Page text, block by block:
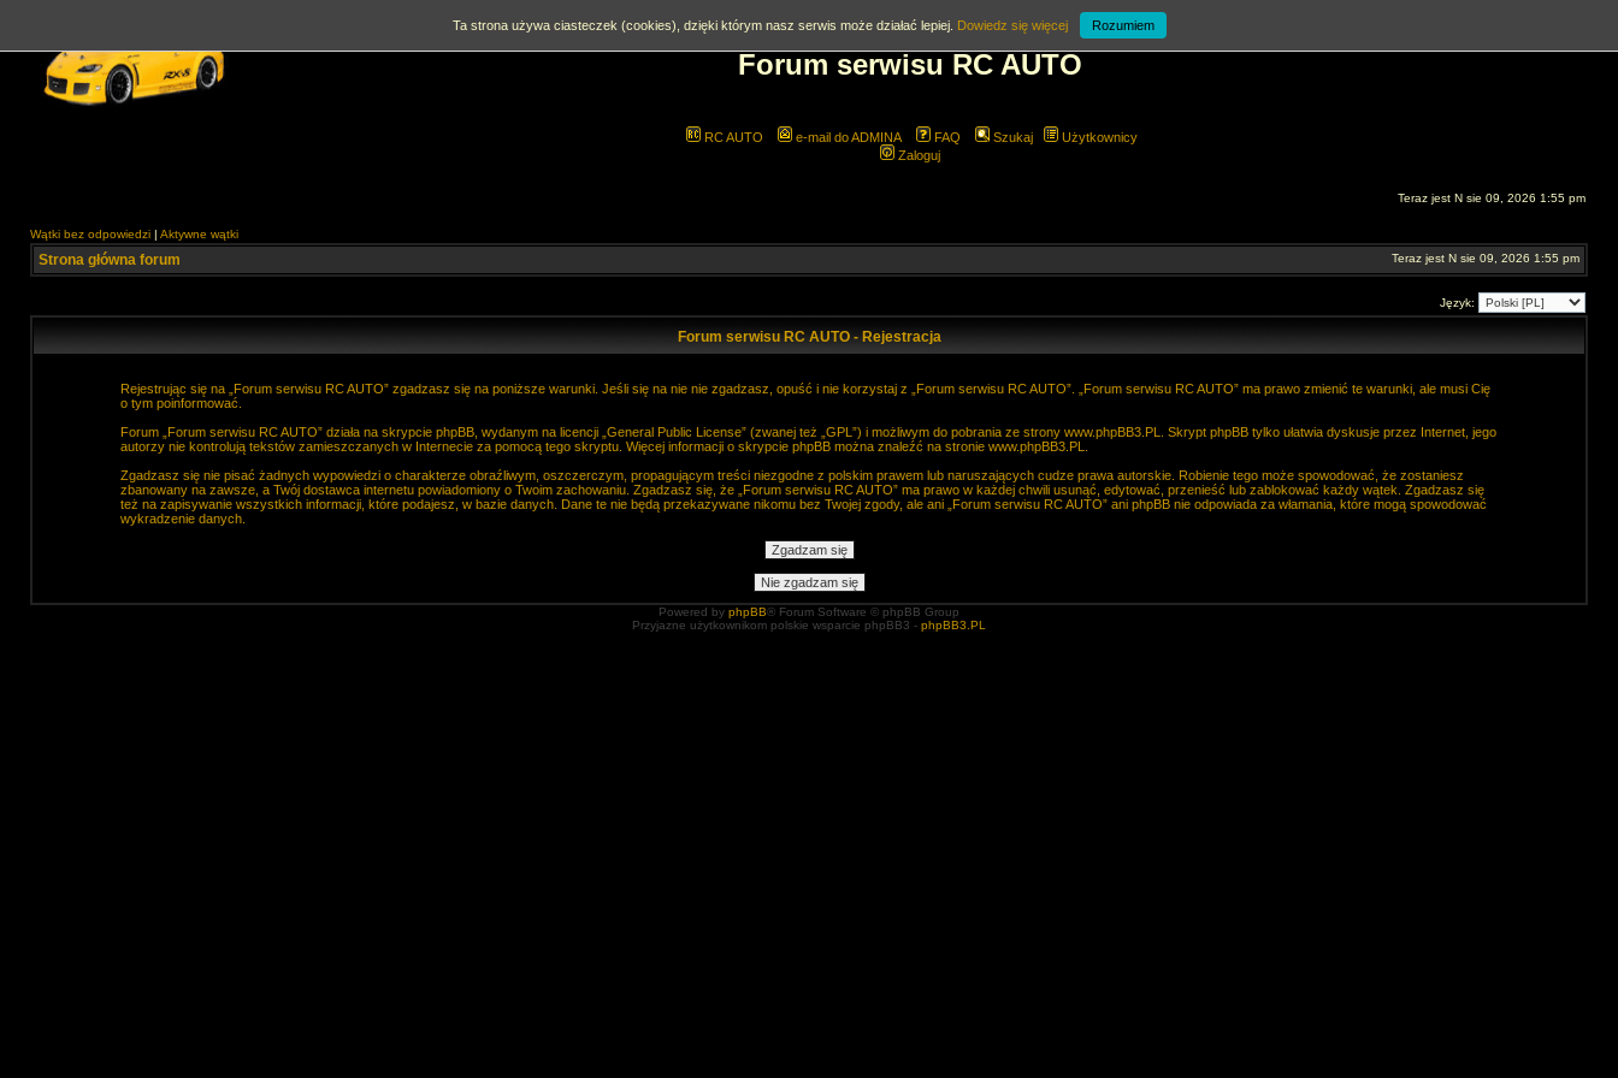
Forum serwisu RC AUTO
RC AUTO e-mail do ADMINA FAQ Szukaj
Użytkownicy
Zaloguj
Teraz jest N sie 09, 2026 1:55 pm
Wątki bez odpowiedzi | Aktywne wątki
Strona główna forum Teraz jest N sie 09, 2026 1:55 pm
Język:
Forum serwisu RC AUTO - Rejestracja
Rejestrując się na „Forum serwisu RC AUTO” zgadzasz się na poniższe warunki. Jeśli się na nie nie zgadzasz, opuść i nie korzystaj z „Forum serwisu RC AUTO”. „Forum serwisu RC AUTO” ma prawo zmienić te warunki, ale musi Cię
o tym poinformować.
Forum „Forum serwisu RC AUTO” działa na skrypcie phpBB, wydanym na licencji „ General Public License” (zwanej też „GPL”) i możliwym do pobrania ze strony www.phpBB3.PL
. Skrypt phpBB tylko ułatwia dyskusje przez Internet, jego
autorzy nie kontrolują tekstów zamieszczanych w Internecie za pomocą tego skryptu. Więcej informacji o skrypcie phpBB można znaleźć na stronie www.phpBB3.PL
Zgadzasz się nie pisać żadnych wypowiedzi o charakterze obraźliwym, oszczerczym, propagującym treści niezgodne z polskim prawem lub naruszających cudze prawa autorskie. Robienie tego może spowodować, że zostaniesz
zbanowany na zawsze, a Twój dostawca internetu powiadomiony o Twoim zachowaniu. Zgadzasz się, że „Forum serwisu RC AUTO” ma prawo w każdej chwili usunąć, edytować, przenieść lub zablokować każdy wątek. Zgadzasz się
też na zapisywanie wszystkich informacji, które podajesz, w bazie danych. Dane te nie będą przekazywane nikomu bez Twojej zgody, ale ani „Forum serwisu RC AUTO” ani phpBB nie odpowiada za włamania, które mogą spowodować
wykradzenie danych.
Powered by phpBB® Forum Software © phpBB Group
Przyjazne użytkownikom polskie wsparcie phpBB3 - phpBB3.PL
Ta strona używa ciasteczek (cookies), dzięki którym nasz serwis może działać lepiej. Dowiedz się więcej Rozumiem